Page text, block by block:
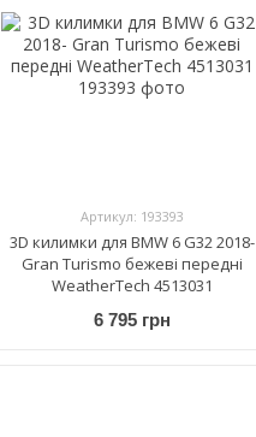
Артикул: 193393
3D килимки для BMW 6 G32 2018-
Gran Turismo бежеві передні
WeatherTech 4513031
6 795 грн